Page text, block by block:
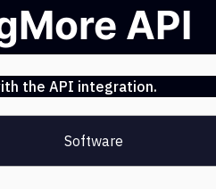
API
the API integration.
Software